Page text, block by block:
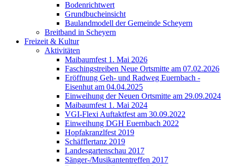
Bodenrichtwert
Grundbucheinsicht
Baulandmodell der Gemeinde Scheyern
Breitband in Scheyern
Freizeit & Kultur
Aktivitäten
Maibaumfest 1. Mai 2026
Faschingstreiben Neue Ortsmitte am 07.02.2026
Eröffnung Geh- und Radweg Euernbach -
Eisenhut am 04.04.2025
Einweihung der Neuen Ortsmitte am 29.09.2024
Maibaumfest 1. Mai 2024
VGI-Flexi Auftaktfest am 30.09.2022
Einweihung DGH Euernbach 2022
Hopfakranzlfest 2019
Schäfflertanz 2019
Landesgartenschau 2017
Sänger-/Musikantentreffen 2017